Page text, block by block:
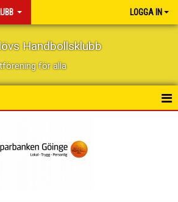
LOGGA IN
Handbollsklubb
för alla